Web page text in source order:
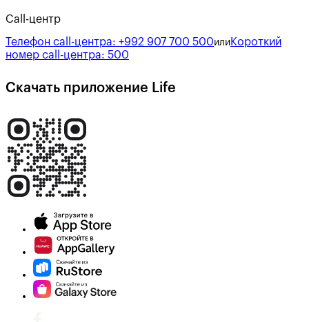
Call-центр
Телефон call-центра: +992 907 700 500или Короткий
номер call-центра: 500
Скачать приложение Life